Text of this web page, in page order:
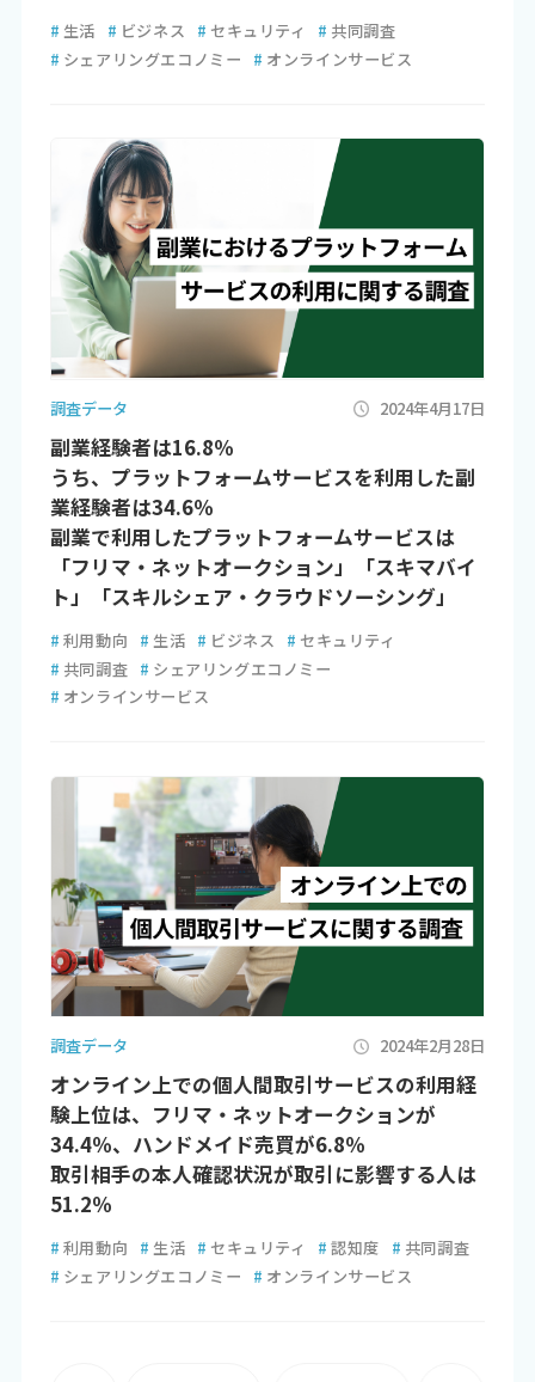
# 生活 # ビジネス # セキュリティ # 共同調査
# シェアリングエコノミー # オンラインサービス
調査データ 2024年4月17日
副業経験者は16.8％
うち、プラットフォームサービスを利用した副
業経験者は34.6％
副業で利用したプラットフォームサービスは
「フリマ・ネットオークション」「スキマバイ
ト」「スキルシェア・クラウドソーシング」
# 利用動向 # 生活 # ビジネス # セキュリティ
# 共同調査 # シェアリングエコノミー
# オンラインサービス
調査データ 2024年2月28日
オンライン上での個人間取引サービスの利用経
験上位は、フリマ・ネットオークションが
34.4％、ハンドメイド売買が6.8％
取引相手の本人確認状況が取引に影響する人は
51.2％
# 利用動向 # 生活 # セキュリティ # 認知度 # 共同調査
# シェアリングエコノミー # オンラインサービス